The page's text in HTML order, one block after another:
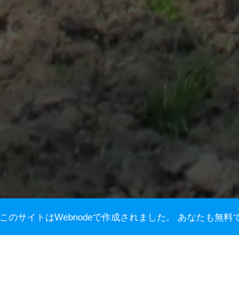
このサイトはWebnodeで作成されました。 あなたも無料